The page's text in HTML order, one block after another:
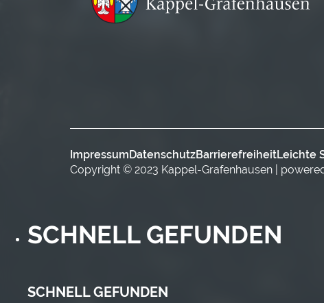
ImpressumDatenschutzBarrierefreiheitLeichte
Copyright © 2023 Kappel-Grafenhausen |
SCHNELL GEFUNDEN
SCHNELL GEFUNDEN